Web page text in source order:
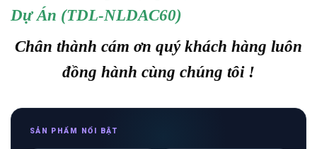
Dự Án (TDL-NLDAC60)
Chân thành cám ơn quý khách hàng luôn
đồng hành cùng chúng tôi !
SẢN PHẨM NỔI BẬT